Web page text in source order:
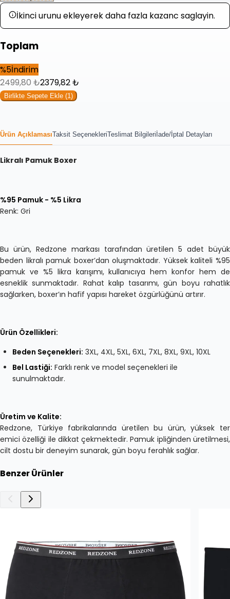
İkinci urunu ekleyerek daha fazla kazanc saglayin.
Toplam
%5İndirim
2499,80 ₺2379,82₺
Birlikte Sepete Ekle (1 )
Ürün AçıklamasıTaksit SeçenekleriTeslimat Bilgileri İade/İptal Detayları
Likralı Pamuk Boxer
%95 Pamuk - %5 Likra
Renk: Gri
Bu ürün, Redzone markası tarafından üretilen 5 adet büyük
beden likralı pamuk boxer’dan oluşmaktadır. Yüksek kaliteli %95
pamuk ve %5 likra karışımı, kullanıcıya hem konfor hem de
esneklik sunmaktadır. Rahat kalıp tasarımı, gün boyu rahatlık
sağlarken, boxer’ın hafif yapısı hareket özgürlüğünü artırır.
Ürün Özellikleri:
Beden Seçenekleri: 3XL, 4XL, 5XL, 6XL, 7XL, 8XL, 9XL, 10XL
Bel Lastiği: Farklı renk ve model seçenekleri ile
sunulmaktadır.
Üretim ve Kalite:
Redzone, Türkiye fabrikalarında üretilen bu ürün, yüksek ter
emici özelliği ile dikkat çekmektedir. Pamuk ipliğinden üretilmesi,
cilt dostu bir deneyim sunarak, gün boyu ferahlık sağlar.
Benzer Ürünler